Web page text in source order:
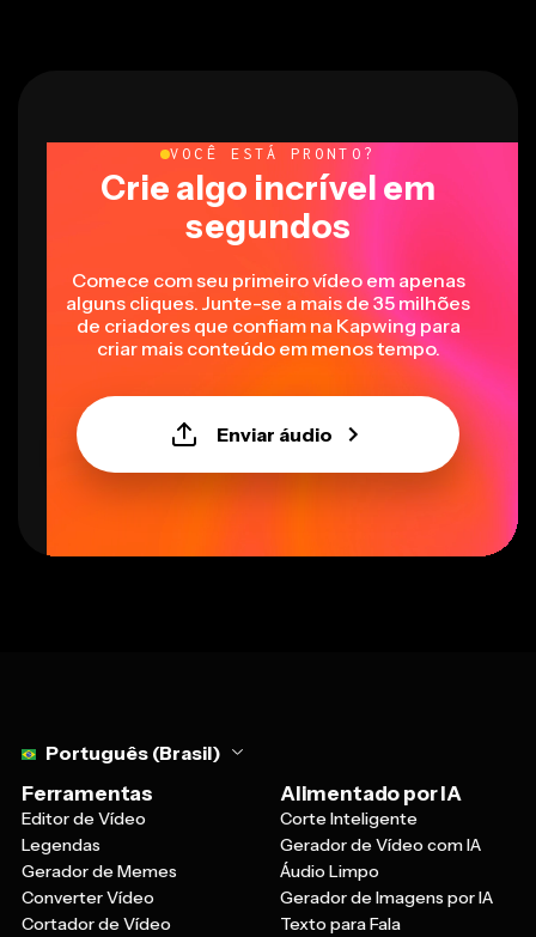
VOCÊ ESTÁ PRONTO?
Crie algo incrível em
segundos
Comece com seu primeiro vídeo em apenas
alguns cliques. Junte-se a mais de 35 milhões
de criadores que confiam na Kapwing para
criar mais conteúdo em menos tempo.
Enviar áudio
Português (Brasil)
Ferramentas
Editor de Vídeo
Legendas
Gerador de Memes
Converter Vídeo
Cortador de Vídeo
Alimentado por IA
Corte Inteligente
Gerador de Vídeo com IA
Áudio Limpo
Gerador de Imagens por IA
Texto para Fala